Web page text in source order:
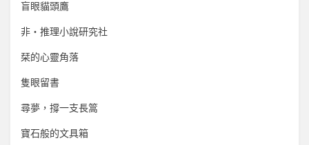
盲眼貓頭鷹
非‧推理小說研究社
栞的心靈角落
隻眼留書
尋夢，撐一支長篙
寶石般的文具箱